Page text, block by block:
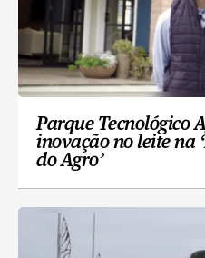
Parque Tecnológico
inovação no leite na
do Agro’